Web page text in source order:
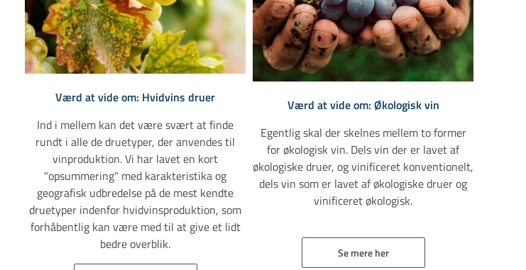
Værd at vide om: Hvidvins druer
Ind i mellem kan det være svært at finde
rundt i alle de druetyper, der anvendes til
vinproduktion. Vi har lavet en kort
"opsummering" med karakteristika og
geografisk udbredelse på de mest kendte
druetyper indenfor hvidvinsproduktion, som
forhåbentlig kan være med til at give et lidt
bedre overblik.
Værd at vide om: Økologisk vin
Egentlig skal der skelnes mellem to former
for økologisk vin. Dels vin der er lavet af
økologiske druer, og vinificeret konventionelt,
dels vin som er lavet af økologiske druer og
vinificeret økologisk.
Se mere her